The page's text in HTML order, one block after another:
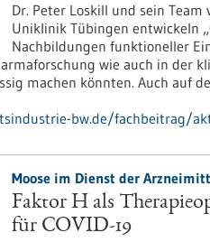
Dr. Peter Loskill und sein
Uniklinik Tübingen entwickeln
Nachbildungen funktioneller
wie auch in der
machen könnten. Auch auf
bw.de/fachbeitrag/
Moose im Dienst der
Faktor H als
für COVID-19